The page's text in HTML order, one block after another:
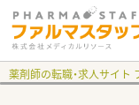
薬剤師の転職・求人サイト